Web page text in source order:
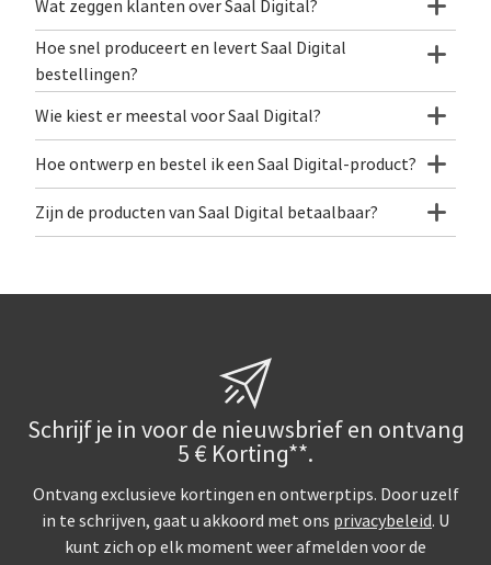
Wat zeggen klanten over Saal Digital?
Hoe snel produceert en levert Saal Digital
bestellingen?
Wie kiest er meestal voor Saal Digital?
Hoe ontwerp en bestel ik een Saal Digital-product?
Zijn de producten van Saal Digital betaalbaar?
Schrijf je in voor de nieuwsbrief en ontvang
5 € Korting**.
Ontvang exclusieve kortingen en ontwerptips. Door uzelf
in te schrijven, gaat u akkoord met ons privacybeleid. U
kunt zich op elk moment weer afmelden voor de